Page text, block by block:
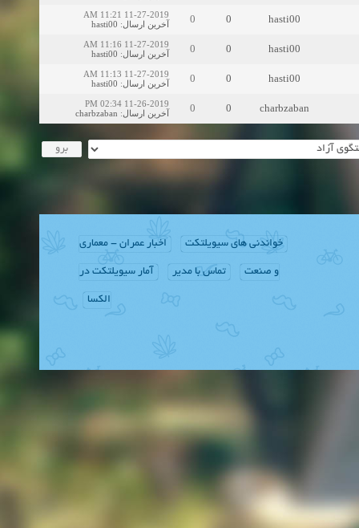
hasti00
0
0
11-27-2019 11:21 AM
آخرین ارسال:
hasti00
hasti00
0
0
11-27-2019 11:16 AM
آخرین ارسال:
hasti00
hasti00
0
0
11-27-2019 11:13 AM
آخرین ارسال:
hasti00
charbzaban
0
0
11-26-2019 02:34 PM
آخرین ارسال:
charbzaban
خواندنی های سیویلتکت اخبار عمران - معماری
و صنعت تماس با مدیر آمار سیویلتکت در
الکسا